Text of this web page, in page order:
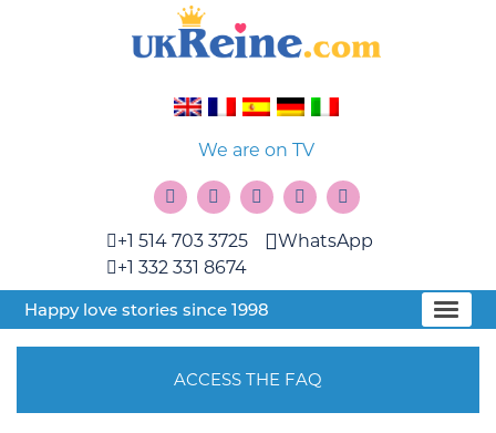
We are on TV
+1 514 703 3725
+1 332 331 8674
WhatsApp
Happy love stories since 1998
ACCESS THE FAQ